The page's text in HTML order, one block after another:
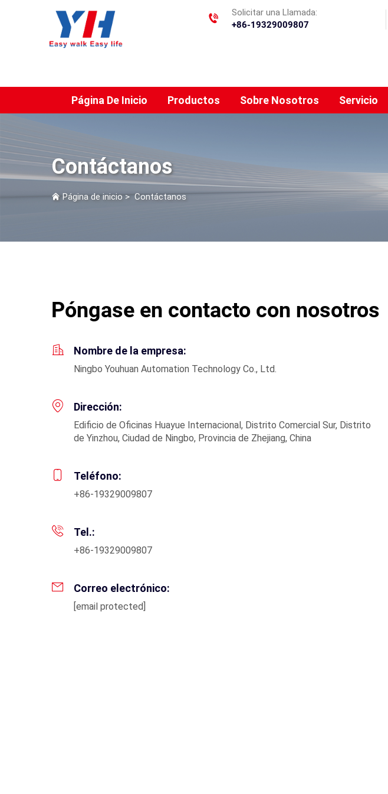
Solicitar una Llamada:
+86-19329009807
Página De Inicio Productos Sobre Nosotros Servicio
Contáctanos
Página de inicio >Contáctanos
Póngase en contacto con nosotros
Nombre de la empresa:
Ningbo Youhuan Automation Technology Co., Ltd.
Dirección:
Edificio de Oficinas Huayue Internacional, Distrito Comercial Sur, Distrito
de Yinzhou, Ciudad de Ningbo, Provincia de Zhejiang, China
Teléfono:
+86-19329009807
Tel.:
+86-19329009807
Correo electrónico:
[email protected]